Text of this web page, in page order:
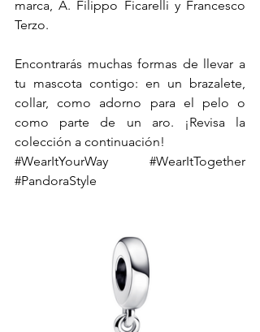
marca, A. Filippo Ficarelli y Francesco
Terzo.
Encontrarás muchas formas de llevar a
tu mascota contigo: en un brazalete,
collar, como adorno para el pelo o
como parte de un aro. ¡Revisa la
colección a continuación!
#WearItYourWay
#WearItTogether
#PandoraStyle